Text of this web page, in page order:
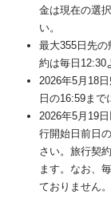
金は現在の選
い。
最大355日先
約は毎日12:30
2026年5月18
日の16:59まで
2026年5月19
行開始日前日
さい。旅行契
ます。なお、
ておりません。